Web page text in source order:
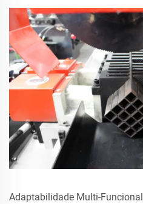
Adaptabilidade Multi-Funcional